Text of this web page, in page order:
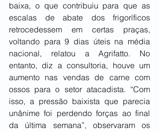
baixa, o que contribuiu para que as
escalas de abate dos frigoríficos
retrocedessem em certas praças,
voltando para 9 dias úteis na média
nacional, relatou a Agrifatto. No
entanto, diz a consultoria, houve um
aumento nas vendas de carne com
ossos para o setor atacadista. “Com
isso, a pressão baixista que parecia
unânime foi perdendo forças ao final
da última semana”, observaram os